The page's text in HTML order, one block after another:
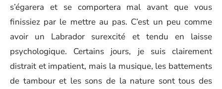
s’égarera et se comportera mal avant que vous
finissiez par le mettre au pas. C’est un peu comme
avoir un Labrador surexcité et tendu en laisse
psychologique. Certains jours, je suis clairement
distrait et impatient, mais la musique, les battements
de tambour et les sons de la nature sont tous des